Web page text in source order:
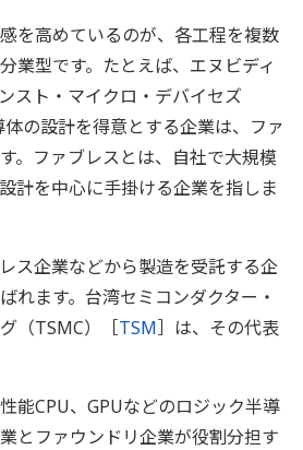
を高めているのが、各工程を複数
業型です。たとえば、エヌビディ
スト・マイクロ・デバイセズ
の設計を得意とする企業は、ファ
。ファブレスとは、自社で大規模
計を中心に手掛ける企業を指しま
ス企業などから製造を受託する企
れます。台湾セミコンダクター・
（TSMC）［TSM］は、その代表
能CPU、GPUなどのロジック半導
とファウンドリ企業が役割分担す